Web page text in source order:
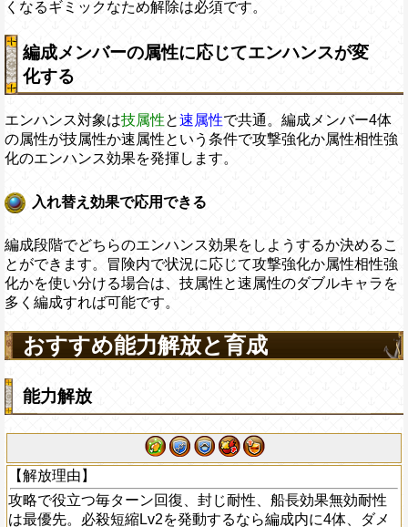
くなるギミックなため解除は必須です。
編成メンバーの属性に応じてエンハンスが変
化する
エンハンス対象は技属性と速属性で共通。編成メンバー4体
の属性が技属性か速属性という条件で攻撃強化か属性相性強
化のエンハンス効果を発揮します。
入れ替え効果で応用できる
編成段階でどちらのエンハンス効果をしようするか決めるこ
とができます。冒険内で状況に応じて攻撃強化か属性相性強
化かを使い分ける場合は、技属性と速属性のダブルキャラを
多く編成すれば可能です。
おすすめ能力解放と育成
能力解放
【解放理由】
攻略で役立つ毎ターン回復、封じ耐性、船長効果無効耐性
は最優先。必殺短縮Lv2を発動するなら編成内に4体、ダメ